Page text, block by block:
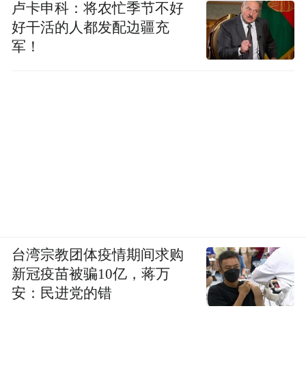
卢卡申科：将农忙季节不好
好干活的人都发配边疆充
军！
台湾宗教团体疫情期间求购
新冠疫苗被骗10亿，蒋万
安：民进党的错